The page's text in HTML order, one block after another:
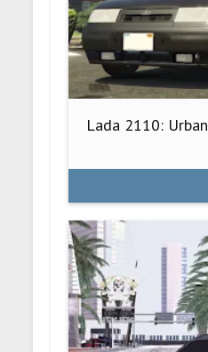
Lada 2110: